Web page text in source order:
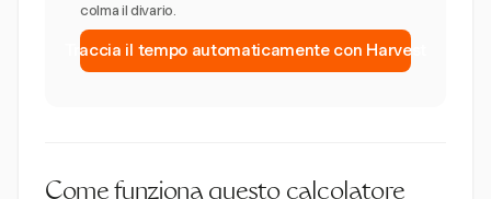
colma il divario.
Traccia il tempo automaticamente con Harvest
Come funziona questo calcolatore